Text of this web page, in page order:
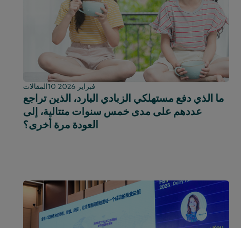
المقالات 10 فبراير 2026
ما الذي دفع مستهلكي الزبادي البارد، الذين تراجع
عددهم على مدى خمس سنوات متتالية، إلى
العودة مرة أخرى؟